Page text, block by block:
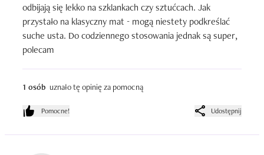
odbijają się lekko na szklankach czy sztućcach. Jak
przystało na klasyczny mat - mogą niestety podkreślać
suche usta. Do codziennego stosowania jednak są super,
polecam
1 osób uznało tę opinię za pomocną
Pomocne! Udostępnij